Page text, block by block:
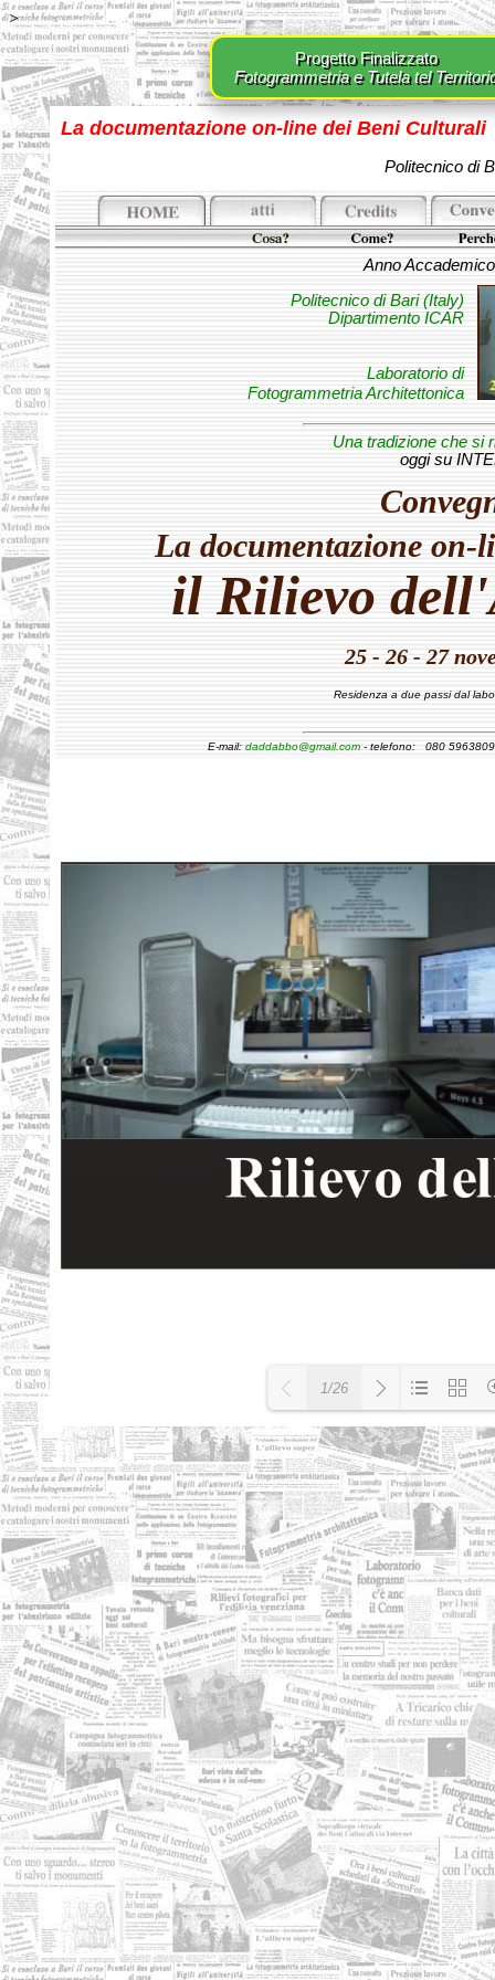
>
Progetto Finalizzato
Fotogrammetria e Tutela tel
La documentazione on-line dei Beni Culturali
Politecnico di
Anno
Politecnico di Bari (Italy)
Dipartimento ICAR
Laboratorio di
Fotogrammetria Architettonica
Una tradizione che si
oggi su
La documentazione
il Rilievo
25 - 26 - 27
Residenza a due passi dal
E-mail:daddabbo@gmail.com- telefono: 080 5963809
Loading PDF
1/26